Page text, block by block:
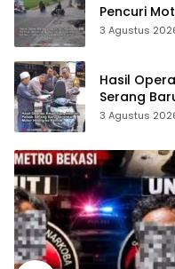
Pencuri
Pelaku
3 Agustus
Hasil
Serang
Pemilik
3 Agustus